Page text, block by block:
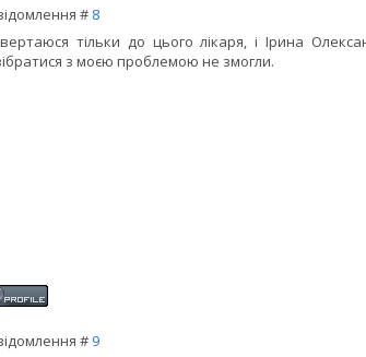
# 8
тільки до цього лікаря, і Ірина
з моєю проблемою не змогли.
# 9